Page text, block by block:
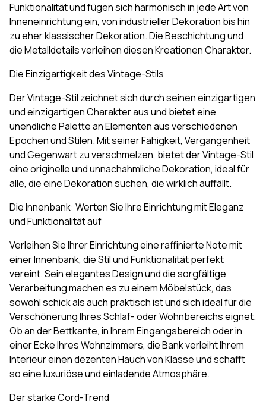
Funktionalität und fügen sich harmonisch in jede Art von
Inneneinrichtung ein, von industrieller Dekoration bis hin
zu eher klassischer Dekoration. Die Beschichtung und
die Metalldetails verleihen diesen Kreationen Charakter.
Die Einzigartigkeit des Vintage-Stils
Der Vintage-Stil zeichnet sich durch seinen einzigartigen
und einzigartigen Charakter aus und bietet eine
unendliche Palette an Elementen aus verschiedenen
Epochen und Stilen. Mit seiner Fähigkeit, Vergangenheit
und Gegenwart zu verschmelzen, bietet der Vintage-Stil
eine originelle und unnachahmliche Dekoration, ideal für
alle, die eine Dekoration suchen, die wirklich auffällt.
Die Innenbank: Werten Sie Ihre Einrichtung mit Eleganz
und Funktionalität auf
Verleihen Sie Ihrer Einrichtung eine raffinierte Note mit
einer Innenbank, die Stil und Funktionalität perfekt
vereint. Sein elegantes Design und die sorgfältige
Verarbeitung machen es zu einem Möbelstück, das
sowohl schick als auch praktisch ist und sich ideal für die
Verschönerung Ihres Schlaf- oder Wohnbereichs eignet.
Ob an der Bettkante, in Ihrem Eingangsbereich oder in
einer Ecke Ihres Wohnzimmers, die Bank verleiht Ihrem
Interieur einen dezenten Hauch von Klasse und schafft
so eine luxuriöse und einladende Atmosphäre.
Der starke Cord-Trend